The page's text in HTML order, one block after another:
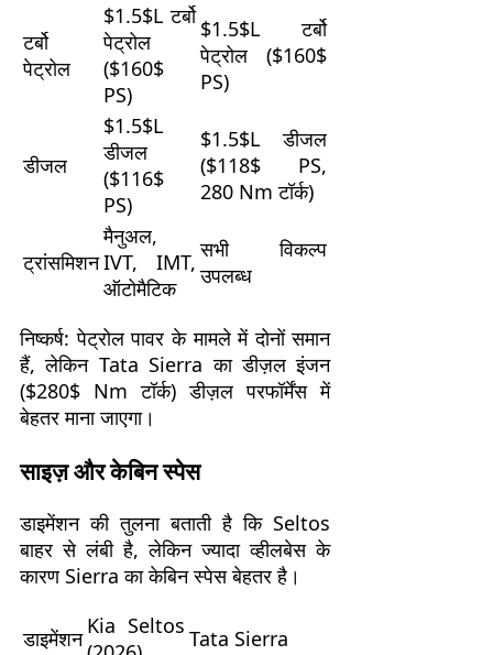
टर्बो
पेट्रोल
$1.5$L टर्बो
पेट्रोल
($160$
PS)
$1.5$L टर्बो
पेट्रोल ($160$
PS)
डीजल
$1.5$L
डीजल
($116$
PS)
$1.5$L डीजल
($118$ PS,
280 Nm टॉर्क)
ट्रांसमिशन
मैनुअल,
IVT, IMT,
ऑटोमैटिक
सभी विकल्प
उपलब्ध
निष्कर्ष: पेट्रोल पावर के मामले में दोनों समान
हैं, लेकिन Tata Sierra का डीज़ल इंजन
($280$ Nm टॉर्क) डीज़ल परफॉर्मेंस में
बेहतर माना जाएगा।
साइज़ और केबिन स्पेस
डाइमेंशन की तुलना बताती है कि Seltos
बाहर से लंबी है, लेकिन ज्यादा व्हीलबेस के
कारण Sierra का केबिन स्पेस बेहतर है।
डाइमेंशन Kia Seltos Tata Sierra